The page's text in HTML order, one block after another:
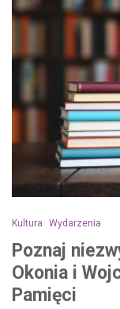
Kultura Wydarzenia
Poznaj
Okonia i
Pamięci